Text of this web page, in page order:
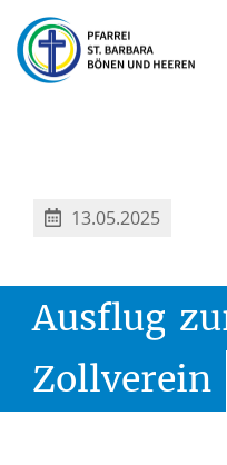
13.05.2025
Ausflug
Zollverein